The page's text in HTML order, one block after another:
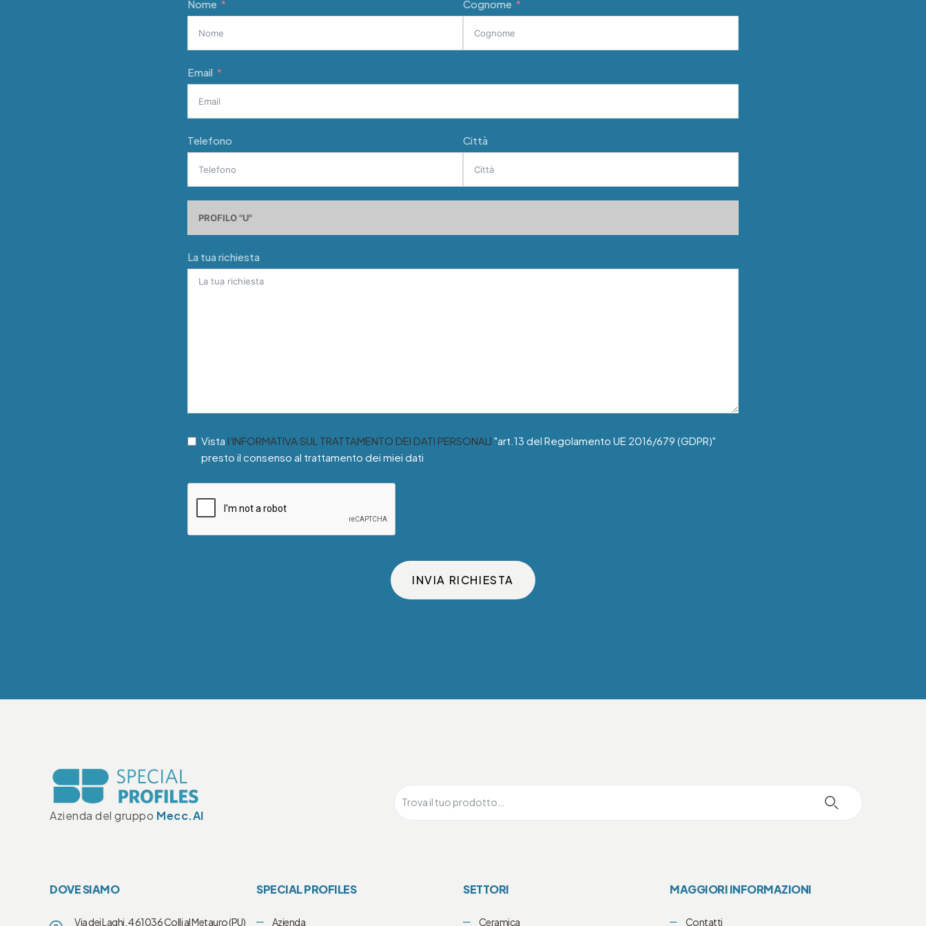
Nome Cognome
Email
Telefono Città
La tua richiesta
Vista l’INFORMATIVA SUL TRATTAMENTO DEI DATI PERSONALI "art.13 del Regolamento UE 2016/679 (GDPR)"
presto il consenso al trattamento dei miei dati
INVIA RICHIESTA
Azienda del gruppo Mecc.Al
DOVE SIAMO
Via dei Laghi, 4 61036 Colli al Metauro (PU)
SPECIAL PROFILES
Azienda
SETTORI
Ceramica
MAGGIORI INFORMAZIONI
Contatti